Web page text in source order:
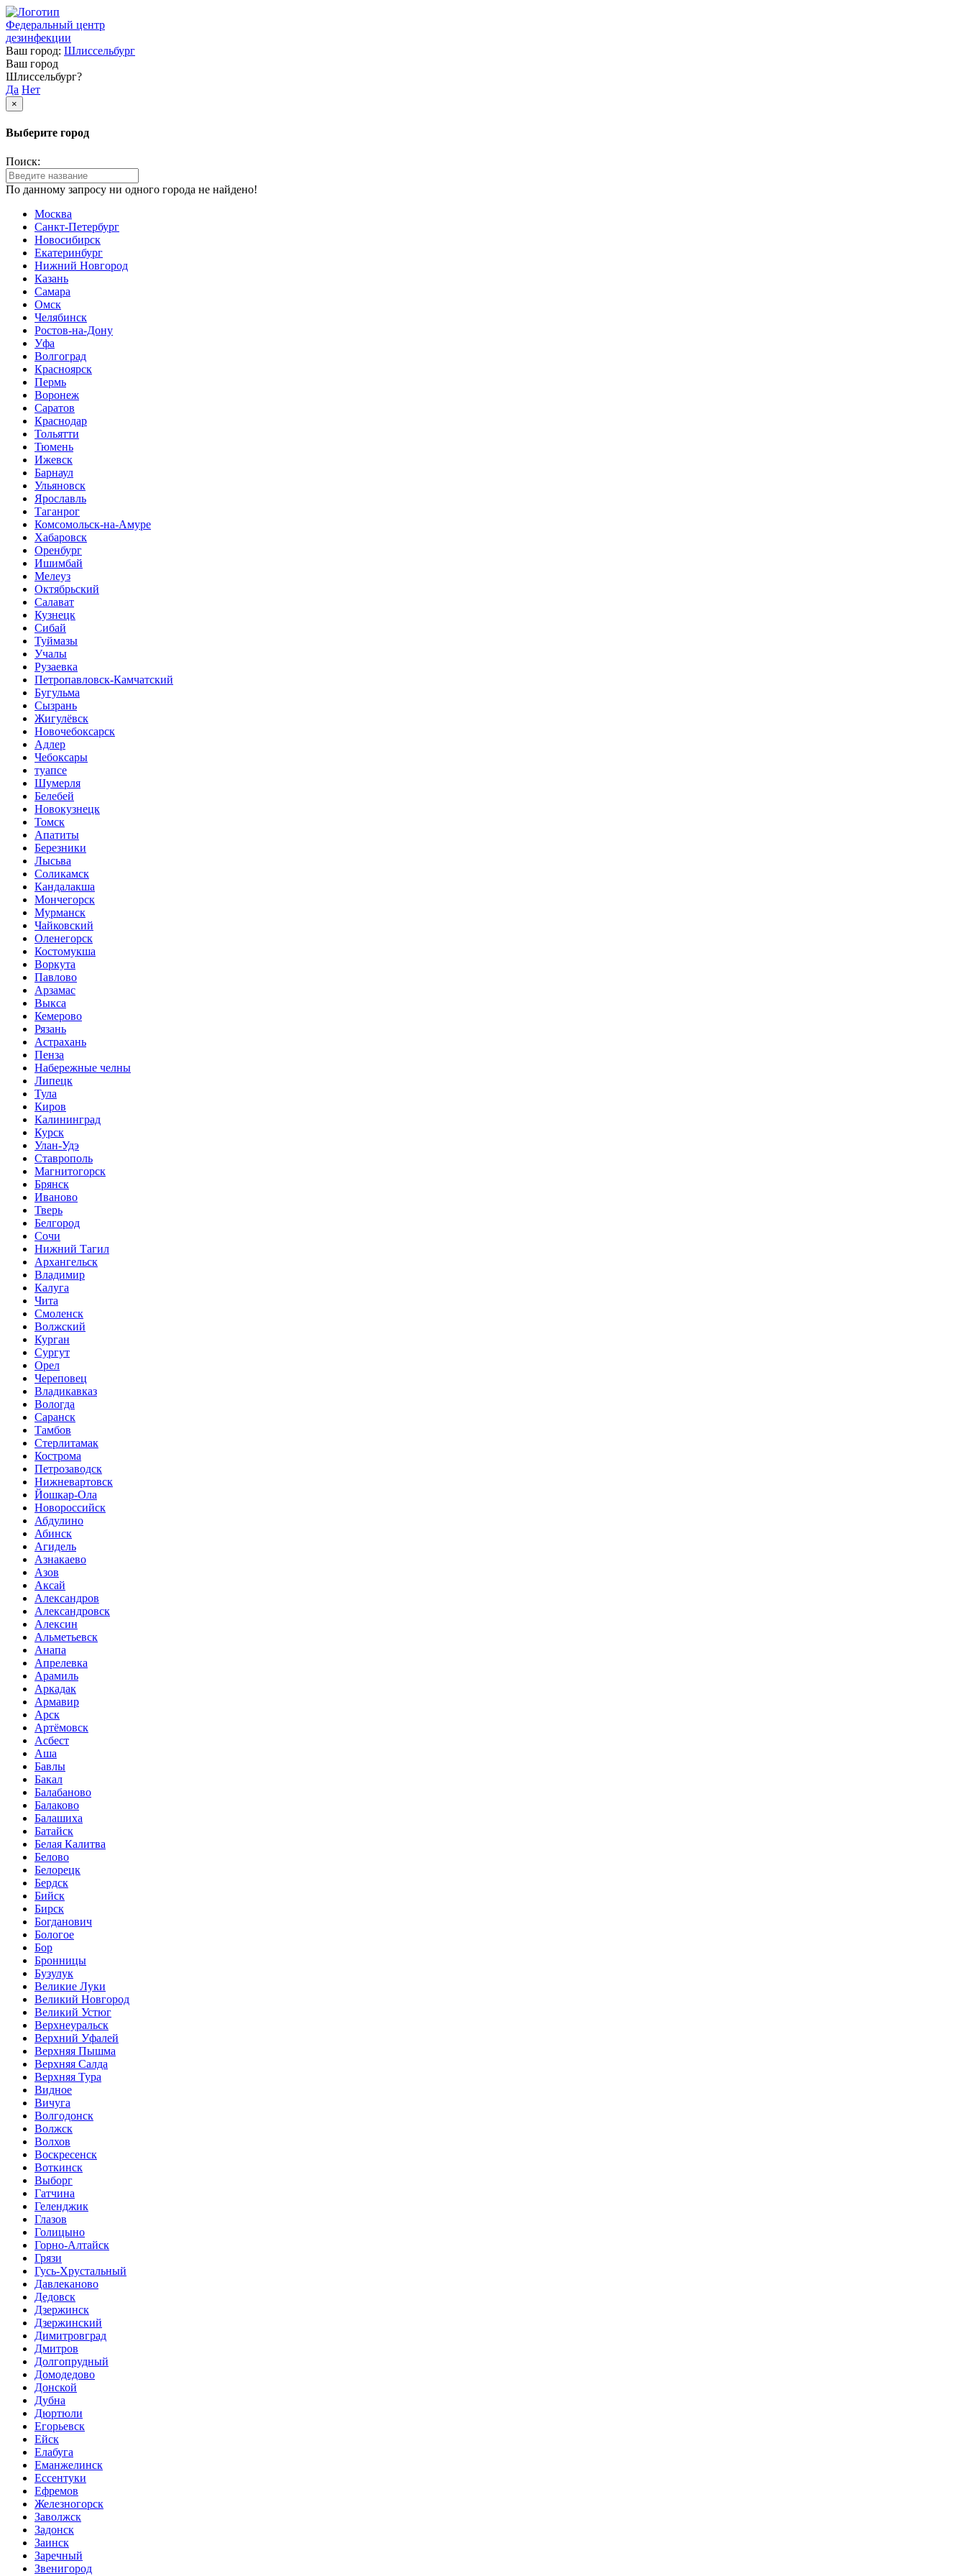
Федеральный центр
дезинфекции
Ваш город: Шлиссельбург
Ваш город
Шлиссельбург?
Да Нет
×
Выберите город
Поиск:
По данному запросу ни одного города не найдено!
Москва
Санкт-Петербург
Новосибирск
Екатеринбург
Нижний Новгород
Казань
Самара
Омск
Челябинск
Ростов-на-Дону
Уфа
Волгоград
Красноярск
Пермь
Воронеж
Саратов
Краснодар
Тольятти
Тюмень
Ижевск
Барнаул
Ульяновск
Ярославль
Таганрог
Комсомольск-на-Амуре
Хабаровск
Оренбург
Ишимбай
Мелеуз
Октябрьский
Салават
Кузнецк
Сибай
Туймазы
Учалы
Рузаевка
Петропавловск-Камчатский
Бугульма
Сызрань
Жигулёвск
Новочебоксарск
Адлер
Чебоксары
туапсе
Шумерля
Белебей
Новокузнецк
Томск
Апатиты
Березники
Лысьва
Соликамск
Кандалакша
Мончегорск
Мурманск
Чайковский
Оленегорск
Костомукша
Воркута
Павлово
Арзамас
Выкса
Кемерово
Рязань
Астрахань
Пенза
Набережные челны
Липецк
Тула
Киров
Калининград
Курск
Улан-Удэ
Ставрополь
Магнитогорск
Брянск
Иваново
Тверь
Белгород
Сочи
Нижний Тагил
Архангельск
Владимир
Калуга
Чита
Смоленск
Волжский
Курган
Сургут
Орел
Череповец
Владикавказ
Вологда
Саранск
Тамбов
Стерлитамак
Кострома
Петрозаводск
Нижневартовск
Йошкар-Ола
Новороссийск
Абдулино
Абинск
Агидель
Азнакаево
Азов
Аксай
Александров
Александровск
Алексин
Альметьевск
Анапа
Апрелевка
Арамиль
Аркадак
Армавир
Арск
Артёмовск
Асбест
Аша
Бавлы
Бакал
Балабаново
Балаково
Балашиха
Батайск
Белая Калитва
Белово
Белорецк
Бердск
Бийск
Бирск
Богданович
Бологое
Бор
Бронницы
Бузулук
Великие Луки
Великий Новгород
Великий Устюг
Верхнеуральск
Верхний Уфалей
Верхняя Пышма
Верхняя Салда
Верхняя Тура
Видное
Вичуга
Волгодонск
Волжск
Волхов
Воскресенск
Воткинск
Выборг
Гатчина
Геленджик
Глазов
Голицыно
Горно-Алтайск
Грязи
Гусь-Хрустальный
Давлеканово
Дедовск
Дзержинск
Дзержинский
Димитровград
Дмитров
Долгопрудный
Домодедово
Донской
Дубна
Дюртюли
Егорьевск
Ейск
Елабуга
Еманжелинск
Ессентуки
Ефремов
Железногорск
Заволжск
Задонск
Заинск
Заречный
Звенигород